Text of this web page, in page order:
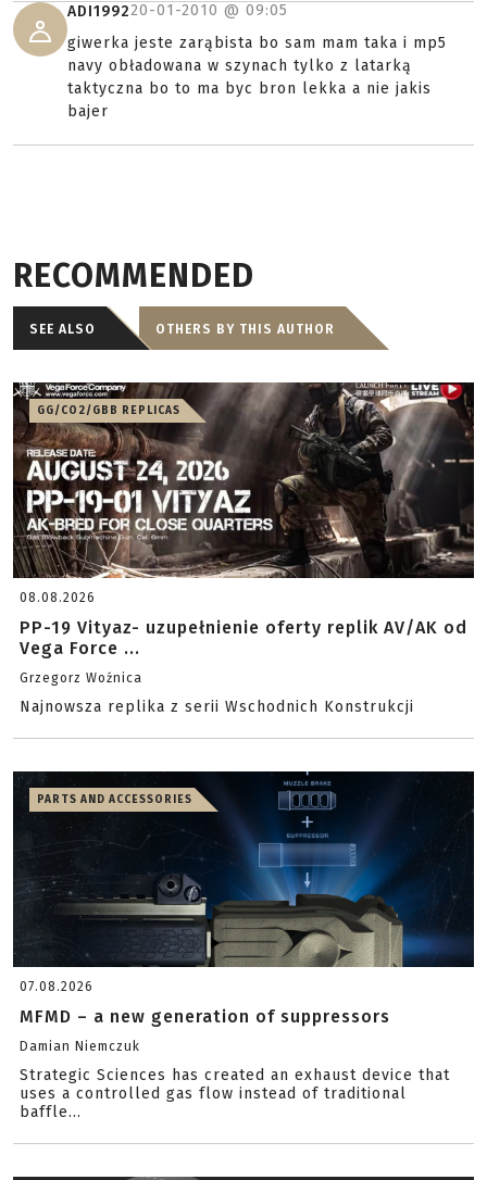
ADI199220-01-2010 @ 09:05
giwerka jeste zarąbista bo sam mam taka i mp5
navy obładowana w szynach tylko z latarką
taktyczna bo to ma byc bron lekka a nie jakis
bajer
RECOMMENDED
SEE ALSO OTHERS BY THIS AUTHOR
GG/CO2/GBB REPLICAS
08.08.2026
PP-19 Vityaz- uzupełnienie oferty replik AV/AK od
Vega Force ...
Grzegorz Woźnica
Najnowsza replika z serii Wschodnich Konstrukcji
PARTS AND ACCESSORIES
07.08.2026
MFMD – a new generation of suppressors
Damian Niemczuk
Strategic Sciences has created an exhaust device that
uses a controlled gas flow instead of traditional
baffle...